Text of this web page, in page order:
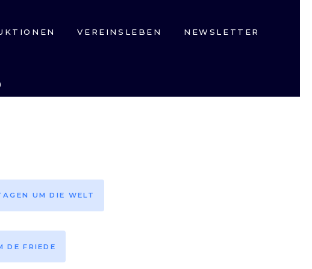
VEREINSLEBEN NEWSLETTER
UM DIE WELT
DE FRIEDE